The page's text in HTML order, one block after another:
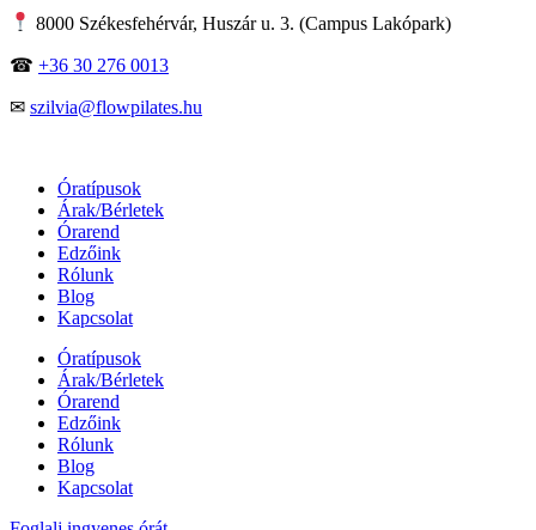
Skip
content
8000 Székesfehérvár, Huszár u. 3. (Campus Lakópark)
☎ +36 30 276 0013
✉ szilvia@flowpilates.hu
Óratípusok
Árak/Bérletek
Órarend
Edzőink
Rólunk
Blog
Kapcsolat
Óratípusok
Árak/Bérletek
Órarend
Edzőink
Rólunk
Blog
Kapcsolat